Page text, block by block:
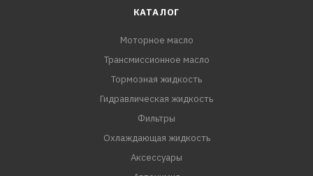
КАТАЛОГ
Моторное масло
Трансмиссионное масло
Тормозная жидкость
Гидравлическая жидкость
Фильтры
Охлаждающая жидкость
Аксессуары